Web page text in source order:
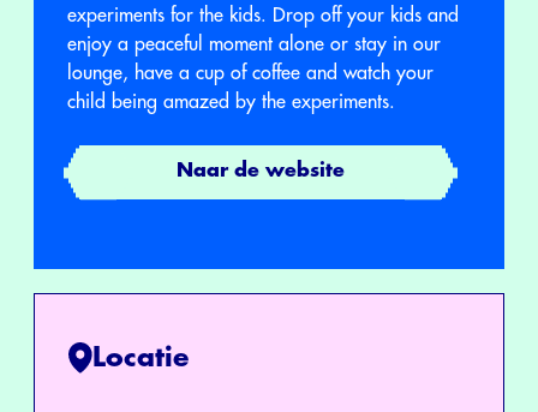
experiments for the kids. Drop off your kids and
enjoy a peaceful moment alone or stay in our
lounge, have a cup of coffee and watch your
child being amazed by the experiments.
Naar de website
Locatie